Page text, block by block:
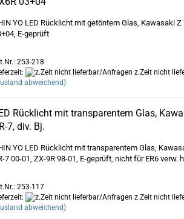
YO LED Rücklicht mit getöntem Glas, Kawasaki Z
E-geprüft
253-218
z.Zeit nicht
abweichend)
Rücklicht mit transparentem Glas,
7, div. Bj.
YO LED Rücklicht mit transparentem Glas,
7 00-01, ZX-9R 98-01, E-geprüft, nicht für ER6 verw.
253-117
z.Zeit nicht
abweichend)